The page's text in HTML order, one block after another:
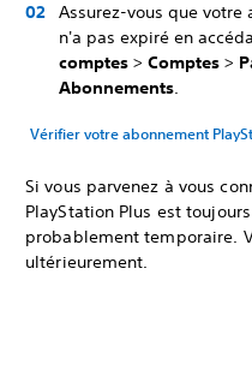
Assurez-vous que votre
n'a pas expiré en
comptes > Comptes >
Abonnements.
Vérifier votre abonnement
Si vous parvenez à vous
PlayStation Plus est
probablement temporaire.
ultérieurement.